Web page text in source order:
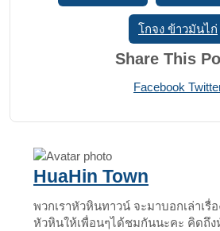
โกจง ข้าวมันไก่
Share This
Facebook
HuaHin Town
พวกเราหัวหินทาวน์ จะมาบอกเล่าเรื่
หัวหินให้เพื่อนๆได้ชมกันนะคะ คิดถึง